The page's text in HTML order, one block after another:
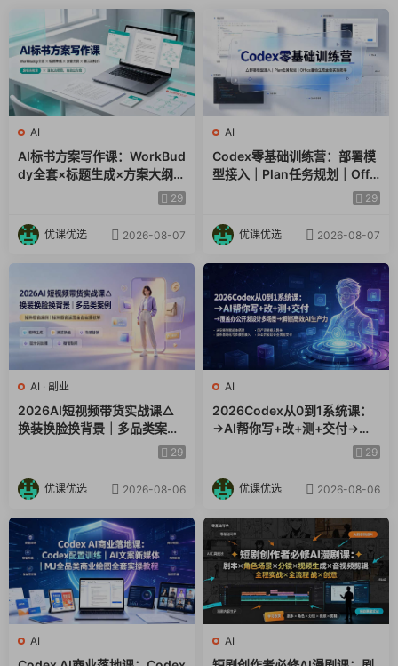
AI
AI标书方案写作课：WorkBud
dy全套×标题生成×方案大纲×
提示词技巧×废标点检查×豆包
29
优课优选 2026-08-07
AI
Codex零基础训练营：部署模
型接入｜Plan任务规划｜Offic
29
优课优选 2026-08-07
AI · 副业
2026AI短视频带货实战课△
换装换脸换背景｜多品类案例
｜矩阵橱窗运营全套实操教学
29
优课优选 2026-08-06
AI
2026Codex从0到1系统课：
→AI帮你写+改+测+交付→覆
盖办公开发设计多场景→解锁29
优课优选 2026-08-06
AI AI